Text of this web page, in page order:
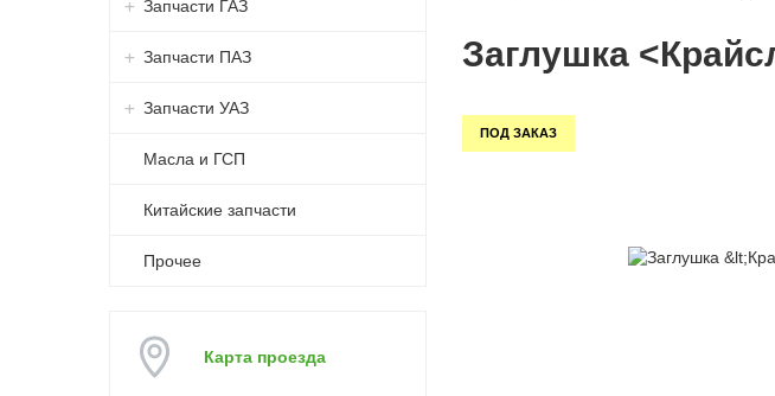
Заглушка
Запчасти ГАЗ
Запчасти ПАЗ
Запчасти УАЗ
Масла и ГСП
Китайские запчасти
Прочее
Карта проезда
ПОД ЗАКАЗ